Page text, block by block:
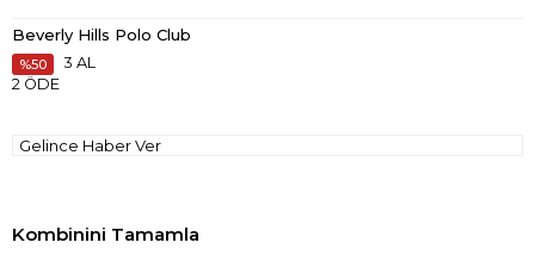
Beverly Hills Polo Club
50
3 AL
2 ÖDE
Gelince Haber Ver